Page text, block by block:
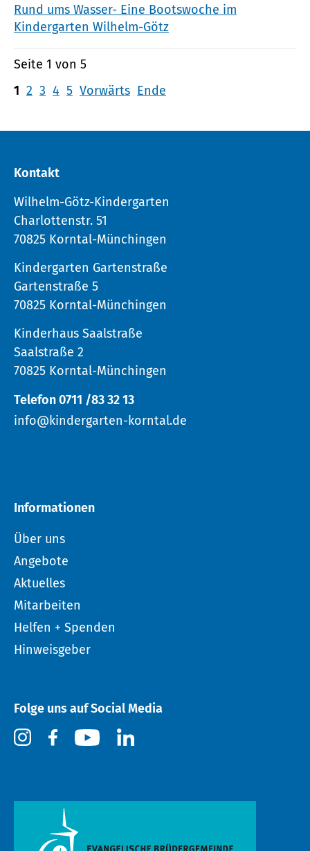
Rund ums Wasser- Eine Bootswoche im
Kindergarten Wilhelm-Götz
Seite 1 von 5
1 2 3 4 5 Vorwärts Ende
Kontakt
Wilhelm-Götz-Kindergarten
Charlottenstr. 51
70825 Korntal-Münchingen
Kindergarten Gartenstraße
Gartenstraße 5
70825 Korntal-Münchingen
Kinderhaus Saalstraße
Saalstraße 2
70825 Korntal-Münchingen
Telefon 0711 /83 32 13
info@kindergarten-korntal.de
Informationen
Über uns
Angebote
Aktuelles
Mitarbeiten
Helfen + Spenden
Hinweisgeber
Folge uns auf Social Media